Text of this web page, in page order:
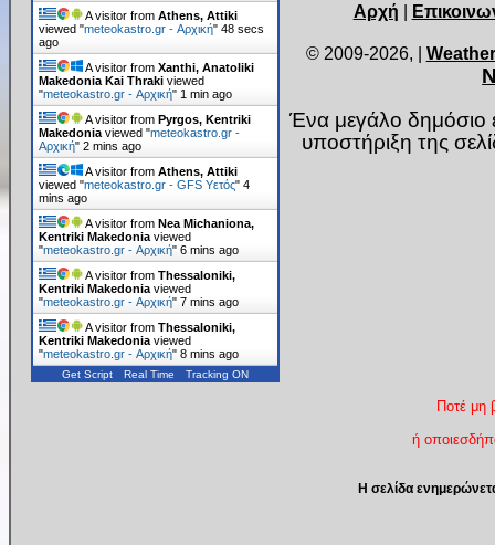
A visitor fromAthens, Attiki
viewed "meteokastro.gr - Αρχική"49 secs
ago
A visitor fromXanthi, Anatoliki
Makedonia Kai Thraki viewed
"meteokastro.gr - Αρχική" 1 min ago
A visitor fromPyrgos, Kentriki
Makedonia viewed "meteokastro.gr -
Αρχική"2 mins ago
A visitor fromAthens, Attiki
viewed "meteokastro.gr - GFS Υετός"4
mins ago
A visitor fromNea Michaniona,
Kentriki Makedonia viewed
"meteokastro.gr - Αρχική"6 mins ago
A visitor fromThessaloniki,
Kentriki Makedonia viewed
"meteokastro.gr - Αρχική"7 mins ago
A visitor fromThessaloniki,
Kentriki Makedonia viewed
"meteokastro.gr - Αρχική"8 mins ago
Get Script Real Time Tracking ON
Αρχή |
© 2009-2026, |
Ένα μεγάλο δημόσιο
υποστήριξη της
Ποτέ μη
ή
Η σελίδα